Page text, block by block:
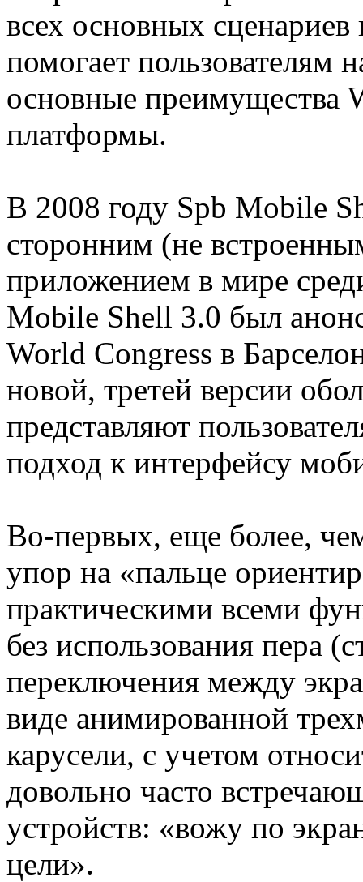
всех основных сценариев
помогает пользователям
основные преимущества
платформы.
В 2008 году Spb Mobile
сторонним (не
приложением в мире
Mobile Shell 3.0 был
World Congress в
новой, третей версии
представляют
подход к интерфейсу
Во-первых, еще более,
упор на «пальце
практическими всеми
без использования пера
переключения между
виде анимированной
карусели, с учетом
довольно часто
устройств: «вожу по
цели».